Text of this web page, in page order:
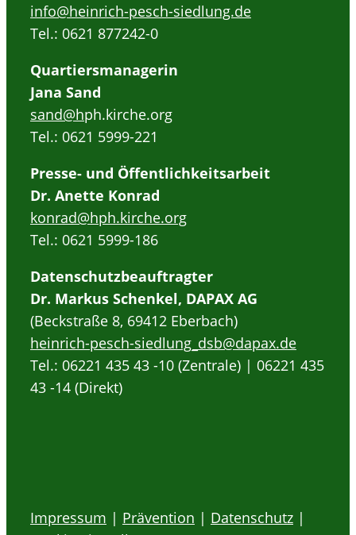
info@heinrich-pesch-siedlung.de
Tel.: 0621 877242-0
Quartiersmanagerin
Jana Sand
sand@hph.kirche.org
Tel.: 0621 5999-221
Presse- und Öffentlichkeitsarbeit
Dr. Anette Konrad
konrad@hph.kirche.org
Tel.: 0621 5999-186
Datenschutzbeauftragter
Dr. Markus Schenkel, DAPAX AG
(Beckstraße 8, 69412 Eberbach)
heinrich-pesch-siedlung_dsb@dapax.de
Tel.: 06221 435 43 -10 (Zentrale) | 06221 435
43 -14 (Direkt)
Impressum | Prävention | Datenschutz |